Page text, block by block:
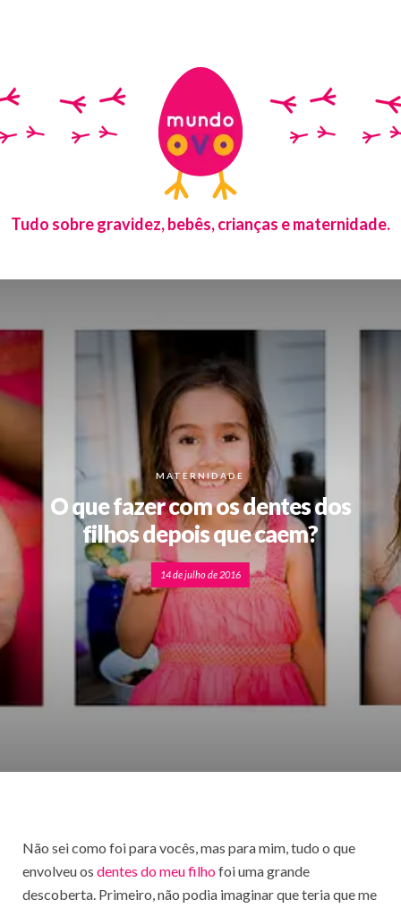
Tudo sobre gravidez, bebês, crianças e maternidade.
MATERNIDADE
O que fazer com os dentes dos
filhos depois que caem?
14 de julho de 2016
Não sei como foi para vocês, mas para mim, tudo o que
envolveu os dentes do meu filhofoi uma grande
descoberta. Primeiro, não podia imaginar que teria que me